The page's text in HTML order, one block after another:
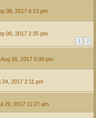
08, 2017 6:13 pm
06, 2017 2:35 pm
1 2
Avg 26, 2017 6:00 pm
24, 2017 2:11 pm
29, 2017 11:27 am